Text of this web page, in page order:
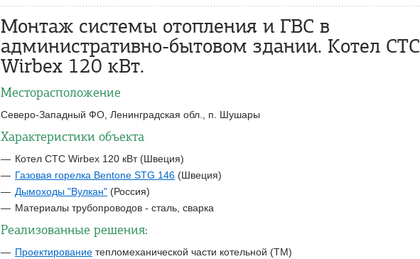
Монтаж системы отопления и ГВС в
административно-бытовом здании. Котел CTC
Wirbex 120 кВт.
Месторасположение
Северо-Западный ФО, Ленинградская обл., п. Шушары
Характеристики объекта
Котел CTC Wirbex 120 кВт (Швеция)
Газовая горелка Bentone STG 146 (Швеция)
Дымоходы "Вулкан" (Россия)
Материалы трубопроводов - сталь, сварка
Реализованные решения:
Проектирование тепломеханической части котельной (ТМ)